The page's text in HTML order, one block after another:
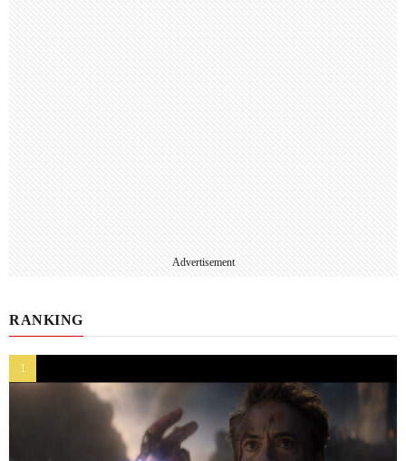
Advertisement
RANKING